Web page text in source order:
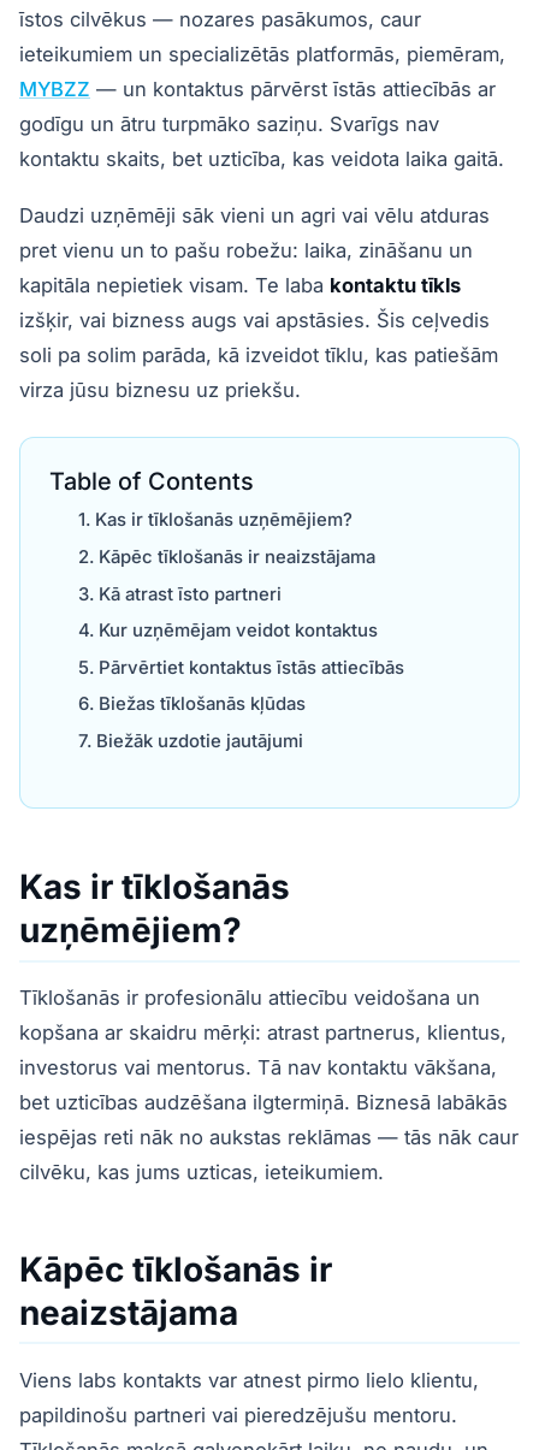
īstos cilvēkus — nozares pasākumos, caur
ieteikumiem un specializētās platformās, piemēram,
MYBZZ — un kontaktus pārvērst īstās attiecībās ar
godīgu un ātru turpmāko saziņu. Svarīgs nav
kontaktu skaits, bet uzticība, kas veidota laika gaitā.
Daudzi uzņēmēji sāk vieni un agri vai vēlu atduras
pret vienu un to pašu robežu: laika, zināšanu un
kapitāla nepietiek visam. Te laba kontaktu tīkls
izšķir, vai bizness augs vai apstāsies. Šis ceļvedis
soli pa solim parāda, kā izveidot tīklu, kas patiešām
virza jūsu biznesu uz priekšu.
Table of Contents
Kas ir tīklošanās uzņēmējiem?
Kāpēc tīklošanās ir neaizstājama
Kā atrast īsto partneri
Kur uzņēmējam veidot kontaktus
Pārvērtiet kontaktus īstās attiecībās
Biežas tīklošanās kļūdas
Biežāk uzdotie jautājumi
Kas ir tīklošanās
uzņēmējiem?
Tīklošanās ir profesionālu attiecību veidošana un
kopšana ar skaidru mērķi: atrast partnerus, klientus,
investorus vai mentorus. Tā nav kontaktu vākšana,
bet uzticības audzēšana ilgtermiņā. Biznesā labākās
iespējas reti nāk no aukstas reklāmas — tās nāk caur
cilvēku, kas jums uzticas, ieteikumiem.
Kāpēc tīklošanās ir
neaizstājama
Viens labs kontakts var atnest pirmo lielo klientu,
papildinošu partneri vai pieredzējušu mentoru.